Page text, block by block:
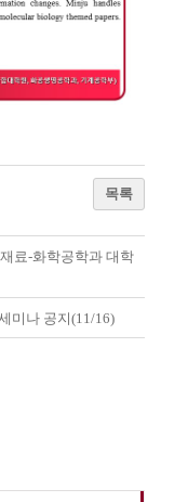
목록
료-화학공학과 대학
미나 공지(11/16)